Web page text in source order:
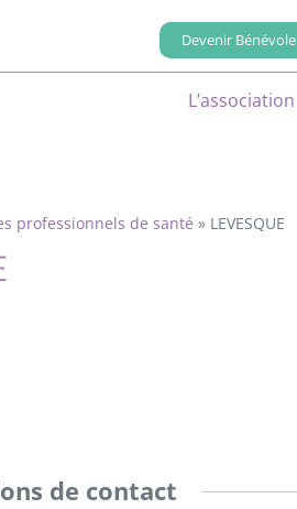
Devenir Bénévole
L’association
professionnels de santé » LEVESQUE
de contact